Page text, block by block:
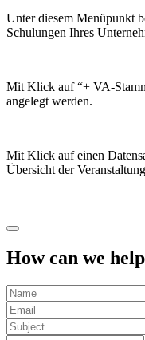
Unter diesem Menüpunkt
Schulungen Ihres
Mit Klick auf “+ VA-
angelegt werden.
Mit Klick auf einen
Übersicht der
How can we